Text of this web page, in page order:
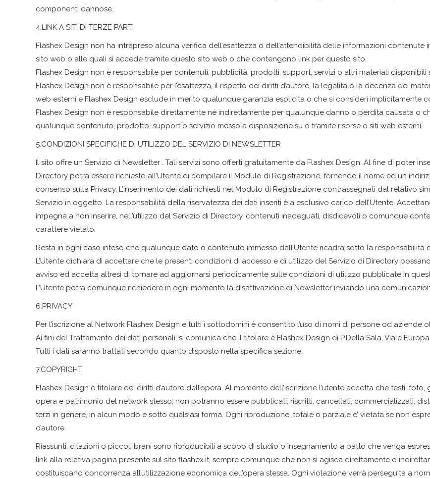
componenti dannose.
4.LINK A SITI DI TERZE PARTI
Flashex Design non ha intrapreso alcuna verifica dell’esattezza o dell’attendibilità delle informazioni
sito web o alle quali si accede tramite questo sito web o che contengono link per questo sito.
Flashex Design non è responsabile per contenuti, pubblicità, prodotti, support, servizi o altri materiali disponibili
Flashex Design non è responsabile per l’esattezza, il rispetto dei diritti d’autore, la legalità o la decenza dei
web esterni e Flashex Design esclude in merito qualunque garanzia esplicita o che si consideri implicitamente
Flashex Design non è responsabile direttamente né indirettamente per qualunque danno o perdita causata o
qualunque contenuto, prodotto, support o servizio messo a disposizione su o tramite risorse o siti web esterni.
5.CONDIZIONI SPECIFICHE DI UTILIZZO DEL SERVIZIO DI NEWSLETTER
Il sito offre un Servizio di Newsletter . Tali servizi sono offerti gratuitamente da Flashex Design. Al fine di poter
Directory potrà essere richiesto all’Utente di compilare il Modulo di Registrazione, fornendo il nome ed un
consenso sulla Privacy. L’inserimento dei dati richiesti nel Modulo di Registrazione contrassegnati dal relativo
Servizio in oggetto. La responsabilità della riservatezza dei dati inseriti è a esclusivo carico dell’Utente.
impegna a non inserire, nell’utilizzo del Servizio di Directory, contenuti inadeguati, disdicevoli o comunque
carattere vietato.
Resta in ogni caso inteso che qualunque dato o contenuto immesso dall’Utente ricadrà sotto la responsabilità
L’Utente dichiara di accettare che le presenti condizioni di accesso e di utilizzo del Servizio di Directory
avviso ed accetta altresì di tornare ad aggiornarsi periodicamente sulle condizioni di utilizzo pubblicate in
L’Utente potrà comunque richiedere in ogni momento la disattivazione di Newsletter inviando una
6.PRIVACY
Per l’iscrizione al Network Flashex Design e tutti i sottodomini è consentito l’uso di nomi di persone od aziende
Ai fini del Trattamento dei dati personali, si comunica che il titolare è Flashex Design di P.Della Sala, Viale
Tutti i dati saranno trattati secondo quanto disposto nella specifica sezione.
7.COPYRIGHT
Flashex Design è titolare dei diritti d’autore dell’opera. Al momento dell’iscrizione l’utente accetta che testi,
opera e patrimonio del network stesso; non potranno essere pubblicati, riscritti, cancellati, commercializzati,
terzi in genere, in alcun modo e sotto qualsiasi forma. Ogni riproduzione, totale o parziale e’ vietata se non
d’autore.
Riassunti, citazioni o piccoli brani sono riproducibili a scopo di studio o insegnamento a patto che venga
link alla relativa pagina presente sul sito flashex.it, sempre comunque che non si agisca direttamente o
costituiscano concorrenza all’utilizzazione economica dell’opera stessa. Ogni violazione verrà perseguita a